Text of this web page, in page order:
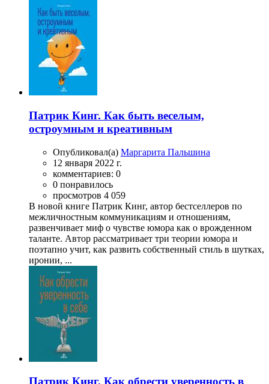
Патрик Кинг. Как быть веселым,
остроумным и креативным
Опубликовал(а) Маргарита Пальшина
12 января 2022 г.
комментариев: 0
0 понравилось
просмотров 4 059
В новой книге Патрик Кинг, автор бестселлеров по
межличностным коммуникациям и отношениям,
развенчивает миф о чувстве юмора как о врожденном
таланте. Автор рассматривает три теории юмора и
поэтапно учит, как развить собственный стиль в шутках,
иронии, ...